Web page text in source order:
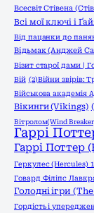
Всесвіт Стівена
Всі мої ключі і
Від пацанки до
Відьмак (Анджей
Візит старої дами |
Вій (2)Війни звірів:
Військова академія
Вікинги (Vikings)
Вітролом(Wind
Гаррі
Гаррі Поттер
Геркулес (Hercules)
Говард Філіпс
Голодні ігри
Гордість і